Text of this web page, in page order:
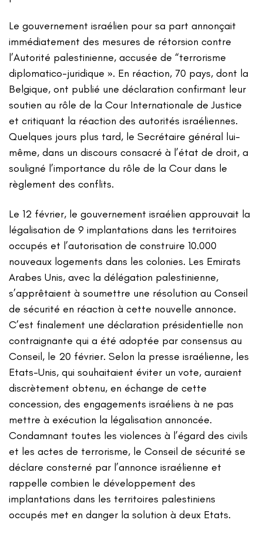
Le gouvernement israélien pour sa part annonçait
immédiatement des mesures de rétorsion contre
l’Autorité palestinienne, accusée de “terrorisme
diplomatico-juridique ». En réaction, 70 pays, dont la
Belgique, ont publié une déclaration confirmant leur
soutien au rôle de la Cour Internationale de Justice
et critiquant la réaction des autorités israéliennes.
Quelques jours plus tard, le Secrétaire général lui-
même, dans un discours consacré à l’état de droit, a
souligné l’importance du rôle de la Cour dans le
règlement des conflits.
Le 12 février, le gouvernement israélien approuvait la
légalisation de 9 implantations dans les territoires
occupés et l’autorisation de construire 10.000
nouveaux logements dans les colonies. Les Emirats
Arabes Unis, avec la délégation palestinienne,
s’apprêtaient à soumettre une résolution au Conseil
de sécurité en réaction à cette nouvelle annonce.
C’est finalement une déclaration présidentielle non
contraignante qui a été adoptée par consensus au
Conseil, le 20 février. Selon la presse israélienne, les
Etats-Unis, qui souhaitaient éviter un vote, auraient
discrètement obtenu, en échange de cette
concession, des engagements israéliens à ne pas
mettre à exécution la légalisation annoncée.
Condamnant toutes les violences à l’égard des civils
et les actes de terrorisme, le Conseil de sécurité se
déclare consterné par l’annonce israélienne et
rappelle combien le développement des
implantations dans les territoires palestiniens
occupés met en danger la solution à deux Etats.